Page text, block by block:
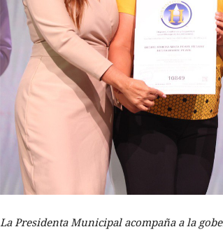
La Presidenta Municipal acompaña a la